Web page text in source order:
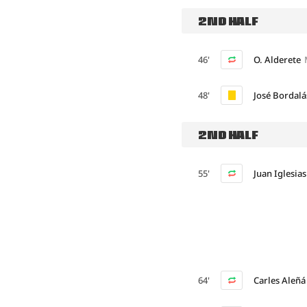
2ND HALF
46' O. Alderete
48' José
2ND HALF
55' Juan Iglesias
64' Carles Aleñá